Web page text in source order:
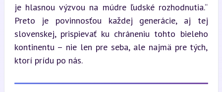
je hlasnou výzvou na múdre ľudské rozhodnutia.“
Preto je povinnosťou každej generácie, aj tej
slovenskej, prispievať ku chráneniu tohto bieleho
kontinentu – nie len pre seba, ale najmä pre tých,
ktorí prídu po nás.